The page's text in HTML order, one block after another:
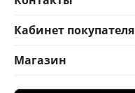
Кабинет покупателя
Магазин